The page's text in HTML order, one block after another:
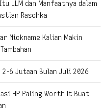
LLM dan Manfaatnya dalam
Raschka
Nickname Kalian Makin
2-6 Jutaan Bulan Juli 2026
HP Paling Worth It Buat